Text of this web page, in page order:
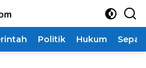
Politik Hukum